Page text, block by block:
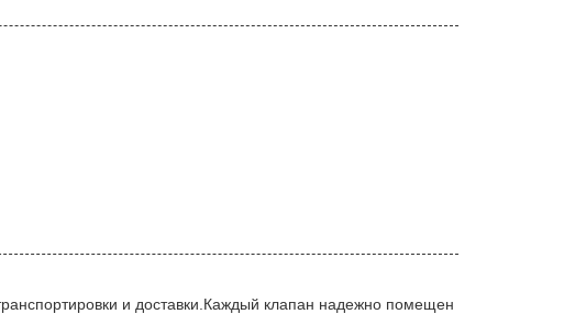
и доставки.Каждый клапан надежно помещен